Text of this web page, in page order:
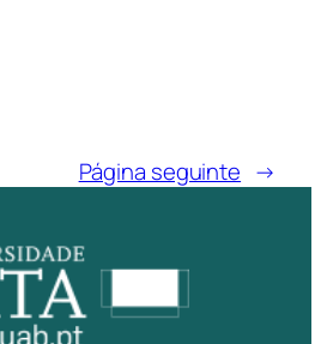
Página seguinte →